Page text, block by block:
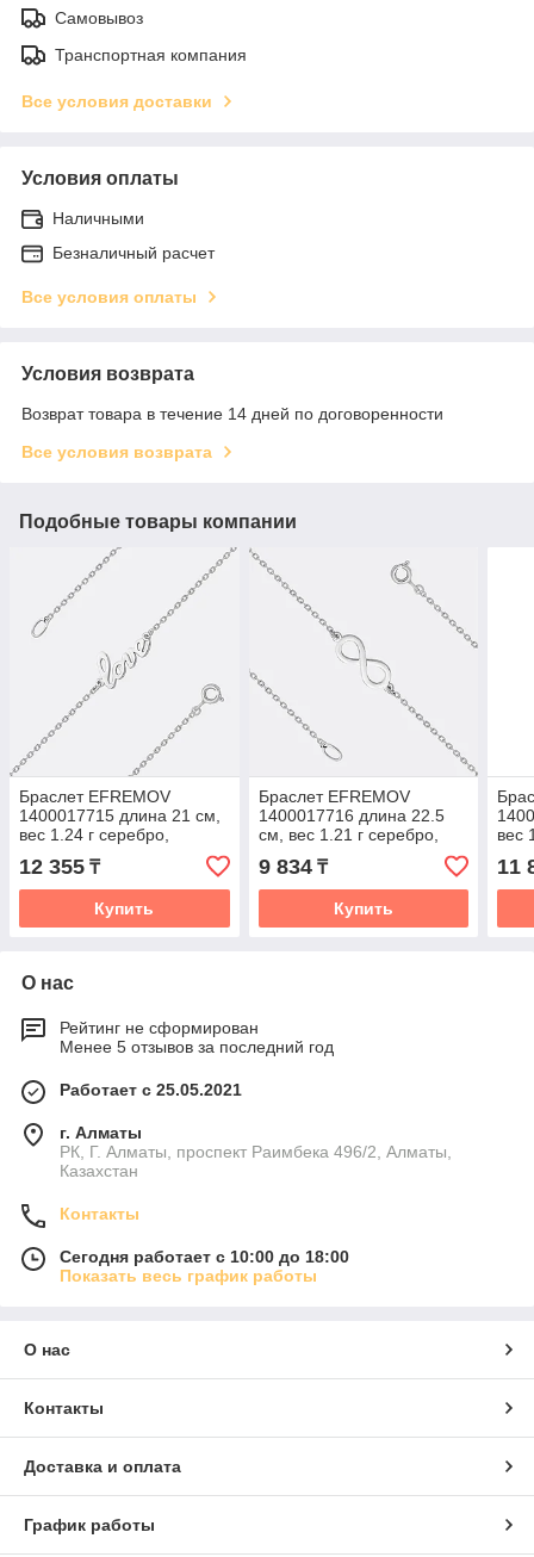
Самовывоз
Транспортная компания
Все условия доставки
Условия оплаты
Наличными
Безналичный расчет
Все условия оплаты
Условия возврата
Возврат товара в течение 14 дней по договоренности
Все условия возврата
Подобные товары компании
Браслет EFREMOV
1400017715 длина 21 см,
вес 1.24 г серебро,
плетение якорное
12 355 ₸
Купить
Браслет EFREMOV
1400017716 длина 22.5
см, вес 1.21 г серебро,
плетение якорное
9 834₸
Купить
вес
11
О нас
Рейтинг не сформирован
Менее 5 отзывов за последний год
Работает с 25.05.2021
г. Алматы
РК, Г. Алматы, проспект Раимбека 496/2, Алматы,
Казахстан
Контакты
Сегодня работает с 10:00 до 18:00
Показать весь график работы
О нас
Контакты
Доставка и оплата
График работы